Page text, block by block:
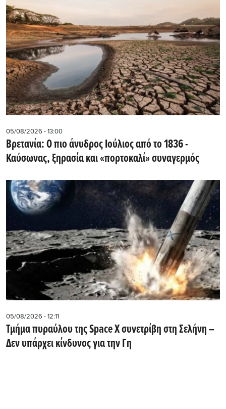
05/08/2026 - 13:00
Βρετανία: Ο πιο άνυδρος Ιούλιος από το 1836 -
Καύσωνας, ξηρασία και «πορτοκαλί» συναγερμός
05/08/2026 - 12:11
Τμήμα πυραύλου της Space X συνετρίβη στη Σελήνη –
Δεν υπάρχει κίνδυνος για την Γη